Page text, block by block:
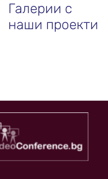
Галерии с
наши проекти